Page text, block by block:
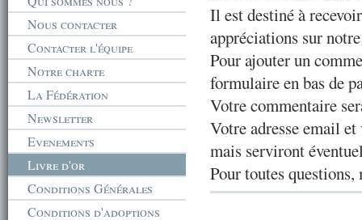
Nous contacter
Contacter l'équipe
Notre charte
La Fédération
Newsletter
Evenements
Livre d'or
Conditions Générales
Conditions d'adoptions
Il est destiné à
appréciations sur
Pour ajouter un
formulaire en bas de
Votre commentaire
Votre adresse email
mais serviront
Pour toutes